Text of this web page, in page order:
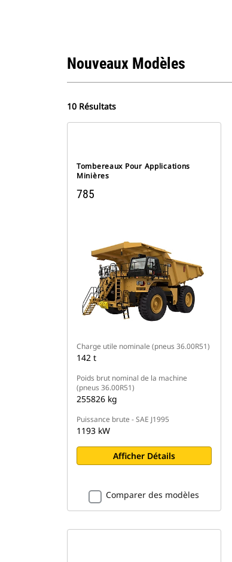
Nouveaux Modèles
10 Résultats
Tombereaux Pour Applications
Minières
785
Charge utile nominale (pneus 36.00R51)
142 t
Poids brut nominal de la machine
(pneus 36.00R51)
255826 kg
Puissance brute - SAE J1995
1193 kW
Afficher Détails
Comparer des modèles